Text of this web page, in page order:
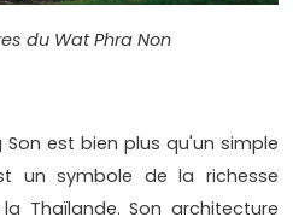
du Wat Phra Non
Son est bien plus qu'un simple
un symbole de la richesse
Thaïlande. Son architecture